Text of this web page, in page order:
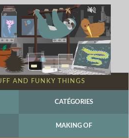
AND FUNKY THINGS
CATÉGORIES
MAKING OF